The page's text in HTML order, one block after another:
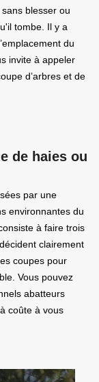
blesser ou
tombe. Il y a
du
invite à appeler
d’arbres et de
de haies ou
par une
environnantes du
à faire trois
clairement
coupes pour
Vous pouvez
abatteurs
coûte à vous